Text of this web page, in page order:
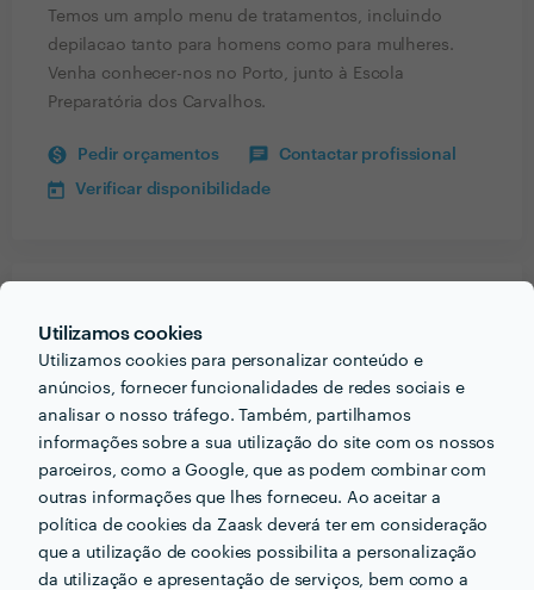
Utilizamos cookies
Utilizamos cookies para personalizar conteúdo e
anúncios, fornecer funcionalidades de redes sociais e
analisar o nosso tráfego. Também, partilhamos
informações sobre a sua utilização do site com os nossos
parceiros, como a Google, que as podem combinar com
outras informações que lhes forneceu. Ao aceitar a
política de cookies da Zaask deverá ter em consideração
que a utilização de cookies possibilita a personalização
da utilização e apresentação de serviços, bem como a
Temos um amplo menu de tratamentos, incluindo
depilacao tanto para homens como para mulheres.
Venha conhecer-nos no Porto, junto à Escola
Preparatória dos Carvalhos.
Pedir orçamentos Contactar profissional
Verificar disponibilidade
Stetik Xpress - Porto
Outros serviços proporcionados por Stetik Xpress - Porto
Depilação Masculina em vila-nova-de-gaia